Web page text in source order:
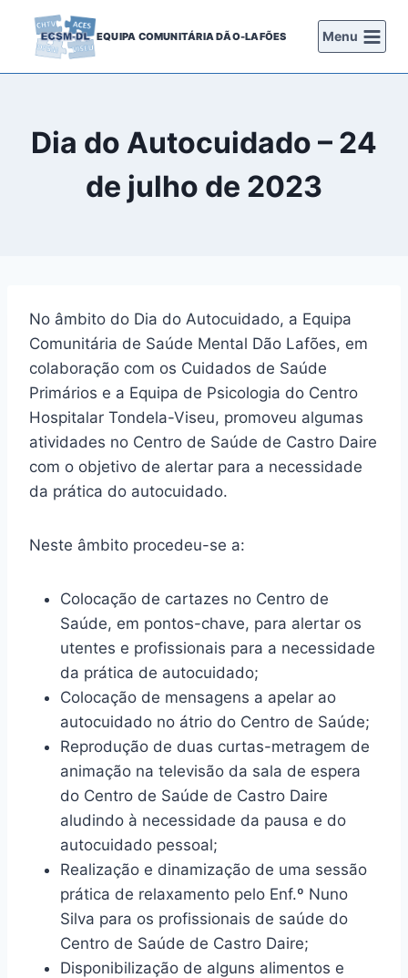
content
EQUIPA COMUNITÁRIA DÃO-LAFÕES Menu
Dia do Autocuidado – 24
de julho de 2023
No âmbito do Dia do Autocuidado, a Equipa
Comunitária de Saúde Mental Dão Lafões, em
colaboração com os Cuidados de Saúde
Primários e a Equipa de Psicologia do Centro
Hospitalar Tondela-Viseu, promoveu algumas
atividades no Centro de Saúde de Castro Daire
com o objetivo de alertar para a necessidade
da prática do autocuidado.
Neste âmbito procedeu-se a:
Colocação de cartazes no Centro de
Saúde, em pontos-chave, para alertar os
utentes e profissionais para a necessidade
da prática de autocuidado;
Colocação de mensagens a apelar ao
autocuidado no átrio do Centro de Saúde;
Reprodução de duas curtas-metragem de
animação na televisão da sala de espera
do Centro de Saúde de Castro Daire
aludindo à necessidade da pausa e do
autocuidado pessoal;
Realização e dinamização de uma sessão
prática de relaxamento pelo Enf.º Nuno
Silva para os profissionais de saúde do
Centro de Saúde de Castro Daire;
Disponibilização de alguns alimentos e